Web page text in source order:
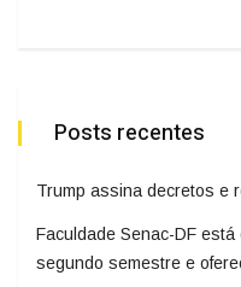
Posts recentes
Trump assina decretos e
Faculdade Senac-DF
segundo semestre e